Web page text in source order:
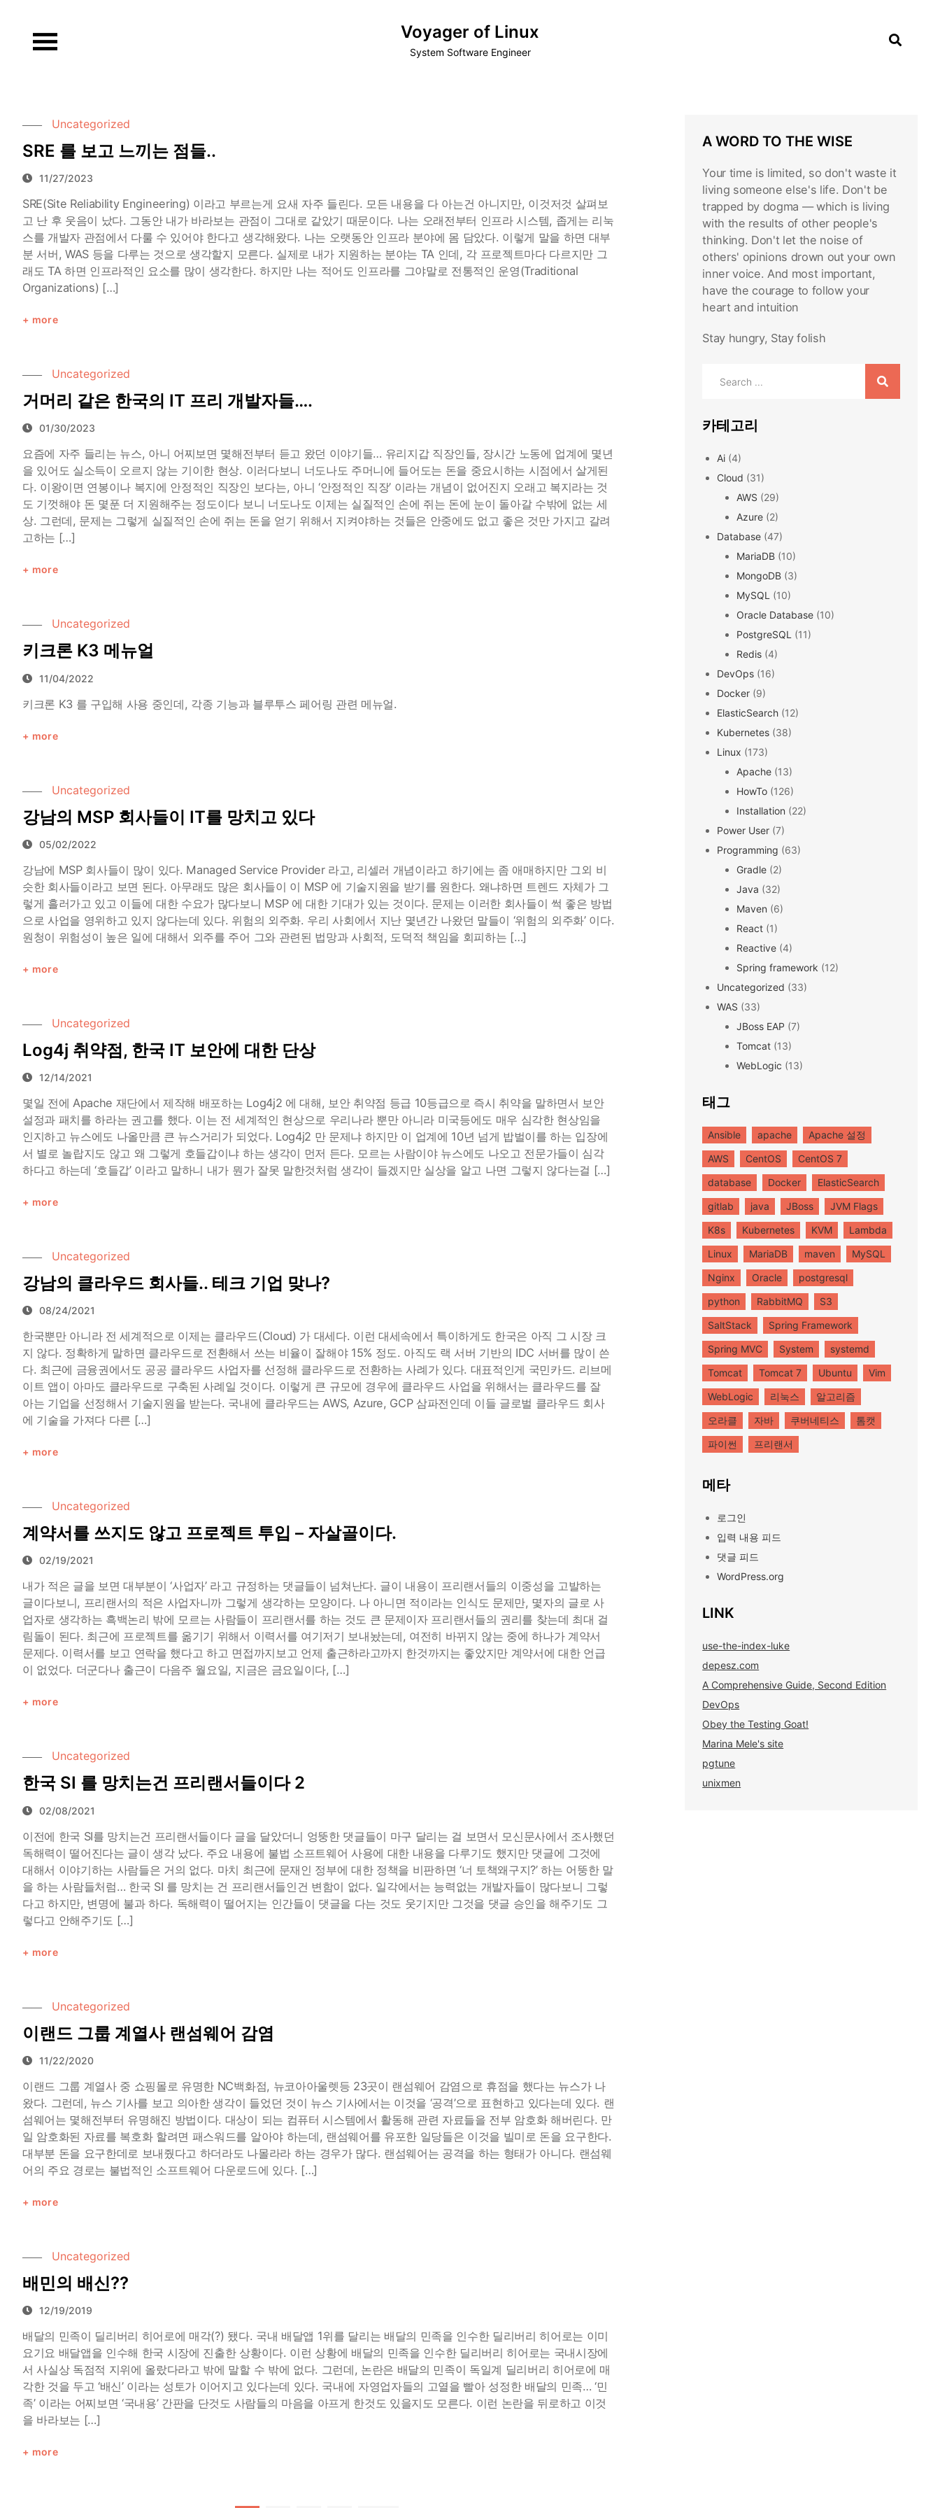
content
Voyager of Linux
System Software Engineer
Uncategorized
SRE 를 보고 느끼는 점들..
11/27/2023
SRE(Site Reliability Engineering) 이라고 부르는게 요새 자주 들린다. 모든 내용을 다 아는건 아니지만, 이것저것 살펴보
고 난 후 웃음이 났다. 그동안 내가 바라보는 관점이 그대로 같았기 때문이다. 나는 오래전부터 인프라 시스템, 좁게는 리눅
스를 개발자 관점에서 다룰 수 있어야 한다고 생각해왔다. 나는 오랫동안 인프라 분야에 몸 담았다. 이렇게 말을 하면 대부
분 서버, WAS 등을 다루는 것으로 생각할지 모른다. 실제로 내가 지원하는 분야는 TA 인데, 각 프로젝트마다 다르지만 그
래도 TA 하면 인프라적인 요소를 많이 생각한다. 하지만 나는 적어도 인프라를 그야말로 전통적인 운영(Traditional
Organizations) […]
more
Uncategorized
거머리 같은 한국의 IT 프리 개발자들….
01/30/2023
요즘에 자주 들리는 뉴스, 아니 어찌보면 몇해전부터 듣고 왔던 이야기들… 유리지갑 직장인들, 장시간 노동에 업계에 몇년
을 있어도 실소득이 오르지 않는 기이한 현상. 이러다보니 너도나도 주머니에 들어도는 돈을 중요시하는 시점에서 살게된
다. 이왕이면 연봉이나 복지에 안정적인 직장인 보다는, 아니 ‘안정적인 직장’ 이라는 개념이 없어진지 오래고 복지라는 것
도 기껏해야 돈 몇푼 더 지원해주는 정도이다 보니 너도나도 이제는 실질적인 손에 쥐는 돈에 눈이 돌아갈 수밖에 없는 세
상. 그런데, 문제는 그렇게 실질적인 손에 쥐는 돈을 얻기 위해서 지켜야하는 것들은 안중에도 없고 좋은 것만 가지고 갈려
고하는 […]
more
Uncategorized
키크론 K3 메뉴얼
11/04/2022
키크론 K3 를 구입해 사용 중인데, 각종 기능과 블루투스 페어링 관련 메뉴얼.
more
Uncategorized
강남의 MSP 회사들이 IT를 망치고 있다
05/02/2022
강남에 MSP 회사들이 많이 있다. Managed Service Provider 라고, 리셀러 개념이라고 하기에는 좀 애매하지만 그외 비
슷한 회사들이라고 보면 된다. 아무래도 많은 회사들이 이 MSP 에 기술지원을 받기를 원한다. 왜냐하면 트렌드 자체가 그
렇게 흘러가고 있고 이들에 대한 수요가 많다보니 MSP 에 대한 기대가 있는 것이다. 문제는 이러한 회사들이 썩 좋은 방법
으로 사업을 영위하고 있지 않다는데 있다. 위험의 외주화. 우리 사회에서 지난 몇년간 나왔던 말들이 ‘위험의 외주화’ 이다.
원청이 위험성이 높은 일에 대해서 외주를 주어 그와 관련된 법망과 사회적, 도덕적 책임을 회피하는 […]
more
Uncategorized
Log4j 취약점, 한국 IT 보안에 대한 단상
12/14/2021
몇일 전에 Apache 재단에서 제작해 배포하는 Log4j2 에 대해, 보안 취약점 등급 10등급으로 즉시 취약을 말하면서 보안
설정과 패치를 하라는 권고를 했다. 이는 전 세계적인 현상으로 우리나라 뿐만 아니라 미국등에도 매우 심각한 현상임을
인지하고 뉴스에도 나올만큼 큰 뉴스거리가 되었다. Log4j2 만 문제냐 하지만 이 업계에 10년 넘게 밥벌이를 하는 입장에
서 별로 놀랍지도 않고 왜 그렇게 호들갑이냐 하는 생각이 먼저 든다. 모르는 사람이야 뉴스에도 나오고 전문가들이 심각
하다고 하는데 ‘호들갑’ 이라고 말하니 내가 뭔가 잘못 말한것처럼 생각이 들겠지만 실상을 알고 나면 그렇지 않다는걸 […]
more
Uncategorized
강남의 클라우드 회사들.. 테크 기업 맞나?
08/24/2021
한국뿐만 아니라 전 세계적으로 이제는 클라우드(Cloud) 가 대세다. 이런 대세속에서 특이하게도 한국은 아직 그 시장 크
지 않다. 정확하게 말하면 클라우드로 전환해서 쓰는 비율이 잘해야 15% 정도. 아직도 랙 서버 기반의 IDC 서버를 많이 쓴
다. 최근에 금융권에서도 공공 클라우드 사업자를 선정해 클라우드로 전환하는 사례가 있다. 대표적인게 국민카드. 리브메
이트 앱이 아마도 클라우드로 구축된 사례일 것이다. 이렇게 큰 규모에 경우에 클라우드 사업을 위해서는 클라우드를 잘
아는 기업을 선정해서 기술지원을 받는다. 국내에 클라우드는 AWS, Azure, GCP 삼파전인데 이들 글로벌 클라우드 회사
에 기술을 가져다 다른 […]
more
Uncategorized
계약서를 쓰지도 않고 프로젝트 투입 – 자살골이다.
02/19/2021
내가 적은 글을 보면 대부분이 ‘사업자’ 라고 규정하는 댓글들이 넘쳐난다. 글이 내용이 프리랜서들의 이중성을 고발하는
글이다보니, 프리랜서의 적은 사업자니까 그렇게 생각하는 모양이다. 나 아니면 적이라는 인식도 문제만, 몇자의 글로 사
업자로 생각하는 흑백논리 밖에 모르는 사람들이 프리랜서를 하는 것도 큰 문제이자 프리랜서들의 권리를 찾는데 최대 걸
림돌이 된다. 최근에 프로젝트를 옮기기 위해서 이력서를 여기저기 보내놨는데, 여전히 바뀌지 않는 중에 하나가 계약서
문제다. 이력서를 보고 연락을 했다고 하고 면접까지보고 언제 출근하라고까지 한것까지는 좋았지만 계약서에 대한 언급
이 없었다. 더군다나 출근이 다음주 월요일, 지금은 금요일이다, […]
more
Uncategorized
한국 SI 를 망치는건 프리랜서들이다 2
02/08/2021
이전에 한국 SI를 망치는건 프리랜서들이다 글을 달았더니 엉뚱한 댓글들이 마구 달리는 걸 보면서 모신문사에서 조사했던
독해력이 떨어진다는 글이 생각 났다. 주요 내용에 불법 소프트웨어 사용에 대한 내용을 다루기도 했지만 댓글에 그것에
대해서 이야기하는 사람들은 거의 없다. 마치 최근에 문재인 정부에 대한 정책을 비판하면 ‘너 토책왜구지?’ 하는 어뚱한 말
을 하는 사람들처럼… 한국 SI 를 망치는 건 프리랜서들인건 변함이 없다. 일각에서는 능력없는 개발자들이 많다보니 그렇
다고 하지만, 변명에 불과 하다. 독해력이 떨어지는 인간들이 댓글을 다는 것도 웃기지만 그것을 댓글 승인을 해주기도 그
렇다고 안해주기도 […]
more
Uncategorized
이랜드 그룹 계열사 랜섬웨어 감염
11/22/2020
이랜드 그룹 계열사 중 쇼핑몰로 유명한 NC백화점, 뉴코아아울렛등 23곳이 랜섬웨어 감염으로 휴점을 했다는 뉴스가 나
왔다. 그런데, 뉴스 기사를 보고 의아한 생각이 들었던 것이 뉴스 기사에서는 이것을 ‘공격’으로 표현하고 있다는데 있다. 랜
섬웨어는 몇해전부터 유명해진 방법이다. 대상이 되는 컴퓨터 시스템에서 활동해 관련 자료들을 전부 암호화 해버린다. 만
일 암호화된 자료를 복호화 할려면 패스워드를 알아야 하는데, 랜섬웨어를 유포한 일당들은 이것을 빌미로 돈을 요구한다.
대부분 돈을 요구한데로 보내줬다고 하더라도 나몰라라 하는 경우가 많다. 랜섬웨어는 공격을 하는 형태가 아니다. 랜섬웨
어의 주요 경로는 불법적인 소프트웨어 다운로드에 있다. […]
more
Uncategorized
배민의 배신??
12/19/2019
배달의 민족이 딜리버리 히어로에 매각(?) 됐다. 국내 배달앱 1위를 달리는 배달의 민족을 인수한 딜리버리 히어로는 이미
요기요 배달앱을 인수해 한국 시장에 진출한 상황이다. 이런 상황에 배달의 민족을 인수한 딜리버리 히어로는 국내시장에
서 사실상 독점적 지위에 올랐다라고 밖에 말할 수 밖에 없다. 그런데, 논란은 배달의 민족이 독일계 딜리버리 히어로에 매
각한 것을 두고 ‘배신’ 이라는 성토가 이어지고 있다는데 있다. 국내에 자영업자들의 고열을 빨아 성정한 배달의 민족… ‘민
족’ 이라는 어찌보면 ‘국내용’ 간판을 단것도 사람들의 마음을 아프게 한것도 있을지도 모른다. 이런 논란을 뒤로하고 이것
을 바라보는 […]
more
A WORD TO THE WISE
Your time is limited, so don't waste it
living someone else's life. Don't be
trapped by dogma — which is living
with the results of other people's
thinking. Don't let the noise of
others' opinions drown out your own
inner voice. And most important,
have the courage to follow your
heart and intuition
Stay hungry, Stay folish
카테고리
Ai (4)
Cloud (31)
AWS (29)
Azure (2)
Database (47)
MariaDB (10)
MongoDB (3)
MySQL (10)
Oracle Database (10)
PostgreSQL (11)
Redis (4)
DevOps (16)
Docker (9)
ElasticSearch (12)
Kubernetes (38)
Linux (173)
Apache (13)
HowTo (126)
Installation (22)
Power User (7)
Programming (63)
Gradle (2)
Java (32)
Maven (6)
React (1)
Reactive (4)
Spring framework (12)
Uncategorized (33)
WAS (33)
JBoss EAP (7)
Tomcat (13)
WebLogic (13)
태그
Ansible apache
Apache 설정
AWS
CentOS
CentOS 7
database
Docker
ElasticSearch
gitlab
java JBoss
JVM Flags
K8s
Kubernetes KVM
Lambda
Linux
MariaDB maven
MySQL
Nginx
Oracle
postgresql
python
RabbitMQ
S3
SaltStack
Spring Framework
Spring MVC
System
systemd
Tomcat
Tomcat 7 Ubuntu
Vim
WebLogic
리눅스
알고리즘
오라클
자바 쿠버네티스
톰캣
파이썬
프리랜서
메타
로그인
입력 내용 피드
댓글 피드
WordPress.org
LINK
use-the-index-luke
depesz.com
A Comprehensive Guide, Second Edition
DevOps
Obey the Testing Goat!
Marina Mele's site
pgtune
unixmen